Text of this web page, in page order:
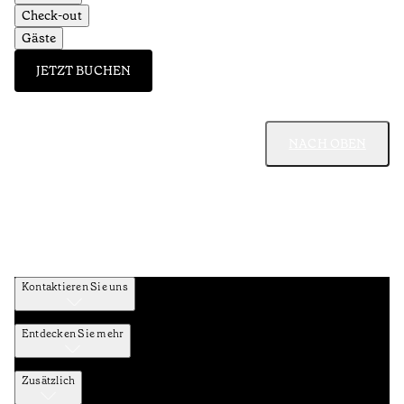
Check-out
Gäste
JETZT BUCHEN
Kontaktieren Sie uns
Entdecken Sie mehr
Zusätzlich